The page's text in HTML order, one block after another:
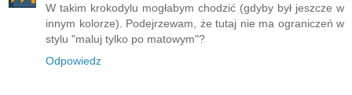
W takim krokodylu mogłabym chodzić (gdyby był jeszcze w
innym kolorze). Podejrzewam, że tutaj nie ma ograniczeń w
stylu "maluj tylko po matowym"?
Odpowiedz